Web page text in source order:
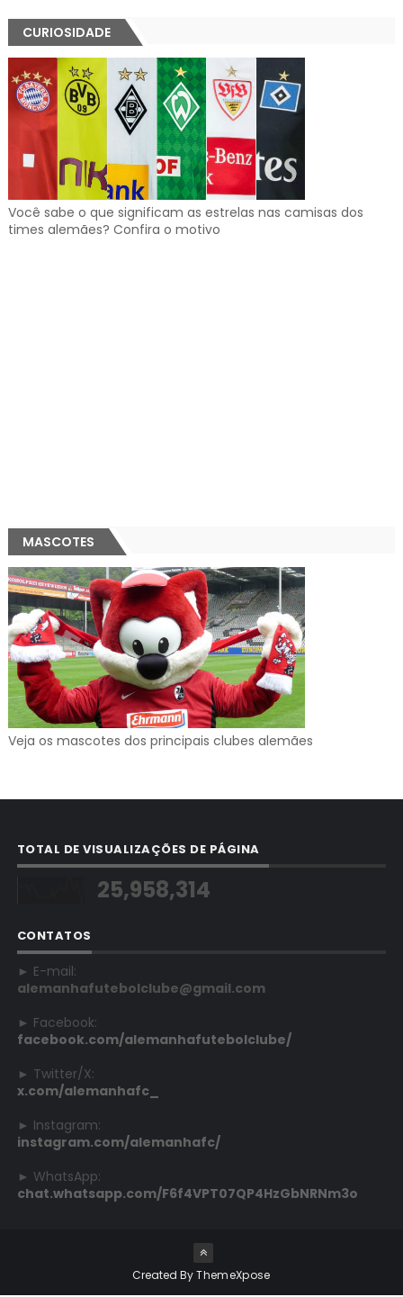
CURIOSIDADE
Você sabe o que significam as estrelas nas camisas dos
times alemães? Confira o motivo
MASCOTES
Veja os mascotes dos principais clubes alemães
TOTAL DE VISUALIZAÇÕES DE PÁGINA
25,958,314
CONTATOS
► E-mail:
alemanhafutebolclube@gmail.com
► Facebook:
facebook.com/alemanhafutebolclube/
► Twitter/X:
x.com/alemanhafc_
► Instagram:
instagram.com/alemanhafc/
► WhatsApp:
chat.whatsapp.com/F6f4VPT07QP4HzGbNRNm3o
Created ByThemeXpose